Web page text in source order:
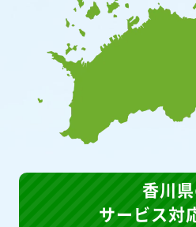
香川
サービス対